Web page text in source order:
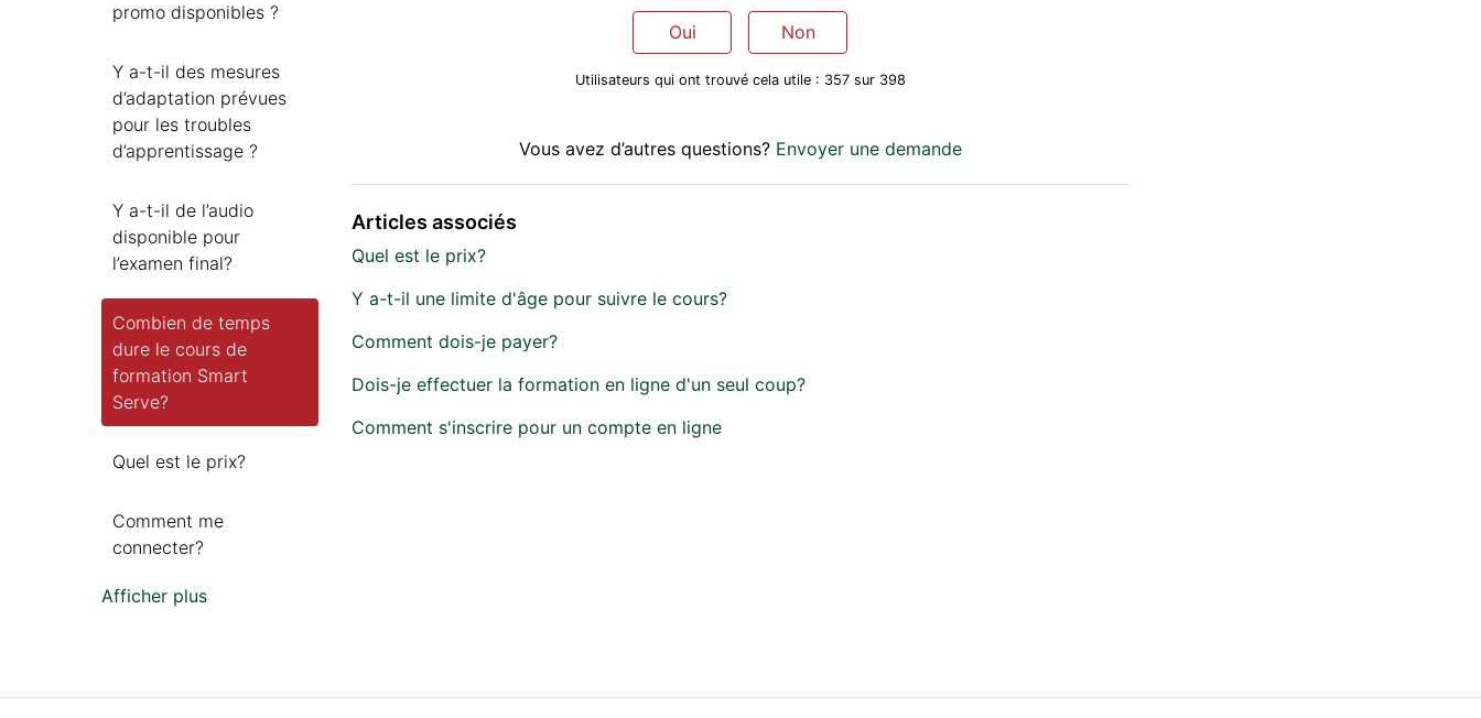
promo disponibles ?
Y a-t-il des mesures
d’adaptation prévues
pour les troubles
d’apprentissage ?
Y a-t-il de l’audio
disponible pour
l’examen final?
Combien de temps
dure le cours de
formation Smart
Serve?
Quel est le prix?
Comment me
connecter?
Afficher plus
Oui Non
Utilisateurs qui ont trouvé cela utile : 357 sur 398
Vous avez d’autres questions? Envoyer une demande
Articles associés
Quel est le prix?
Y a-t-il une limite d'âge pour suivre le cours?
Comment dois-je payer?
Dois-je effectuer la formation en ligne d'un seul coup?
Comment s'inscrire pour un compte en ligne